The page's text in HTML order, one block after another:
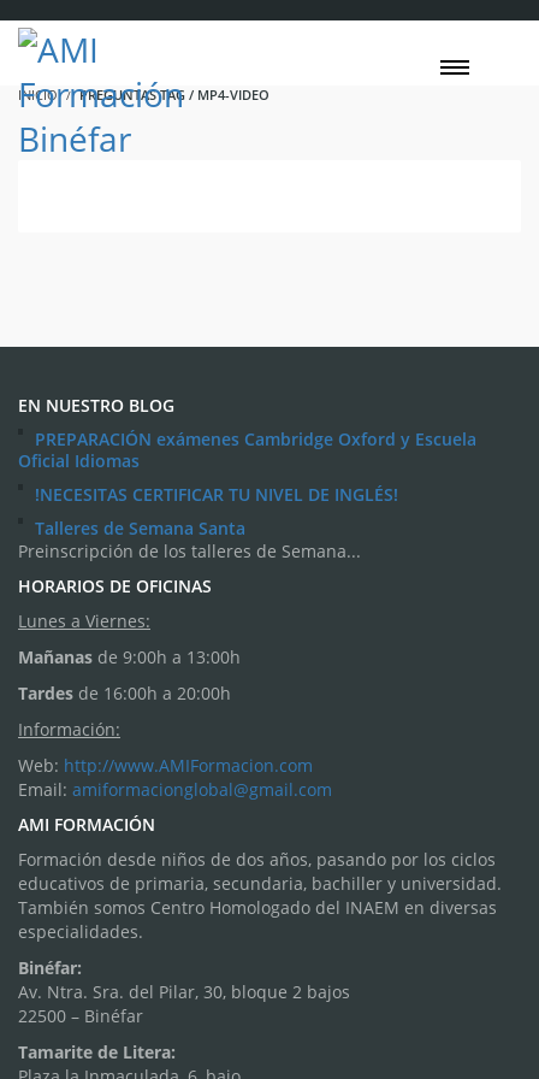
INICIO PREGUNTAS TAG / MP4-VIDEO
EN NUESTRO BLOG
PREPARACIÓN exámenes Cambridge Oxford y Escuela
Oficial Idiomas
!NECESITAS CERTIFICAR TU NIVEL DE INGLÉS!
Talleres de Semana Santa
Preinscripción de los talleres de Semana...
HORARIOS DE OFICINAS
Lunes a Viernes:
Mañanas de 9:00h a 13:00h
Tardes de 16:00h a 20:00h
Información:
Web: http://www.AMIFormacion.com
Email: amiformacionglobal@gmail.com
AMI FORMACIÓN
Formación desde niños de dos años, pasando por los ciclos
educativos de primaria, secundaria, bachiller y universidad.
También somos Centro Homologado del INAEM en diversas
especialidades.
Binéfar:
Av. Ntra. Sra. del Pilar, 30, bloque 2 bajos
22500 – Binéfar
Tamarite de Litera: